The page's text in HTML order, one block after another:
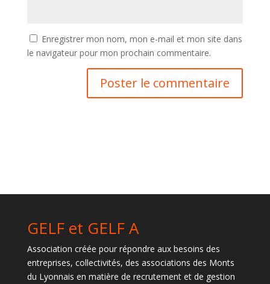
Enregistrer mon nom, mon e-mail et mon site dans
le navigateur pour mon prochain commentaire.
GELF et GELF A
Association créée pour répondre aux besoins des
entreprises, collectivités, des associations des Monts
du Lyonnais en matière de recrutement et de gestion